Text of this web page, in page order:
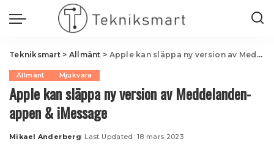
Tekniksmart> Allmänt > Apple kan släppa ny version av Meddelanden-appen & iMessage
Allmänt Mjukvara
Apple kan släppa ny version av Meddelanden-
appen & iMessage
Posted
Mikael Anderberg Last Updated: 18 mars 2023